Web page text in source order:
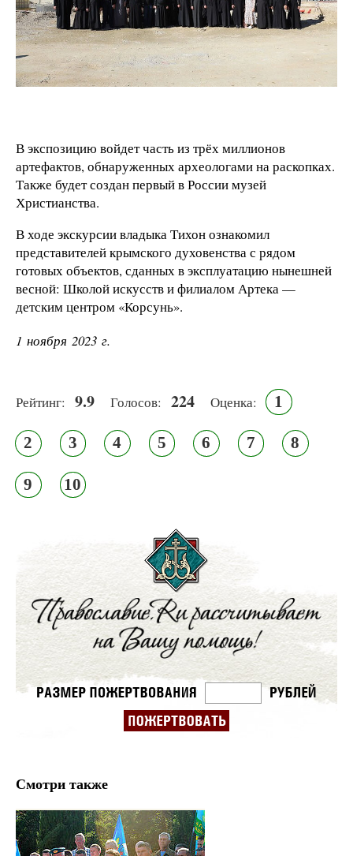
В экспозицию войдет часть из трёх миллионов
артефактов, обнаруженных археологами на раскопках.
Также будет создан первый в России музей
Христианства.
В ходе экскурсии владыка Тихон ознакомил
представителей крымского духовенства с рядом
готовых объектов, сданных в эксплуатацию нынешней
весной: Школой искусств и филиалом Артека —
детским центром «Корсунь».
1 ноября 2023 г.
Рейтинг: 9.9 Голосов: 224 Оценка: 1
2 3 4 5 6 7 8
9 10
Смотри также